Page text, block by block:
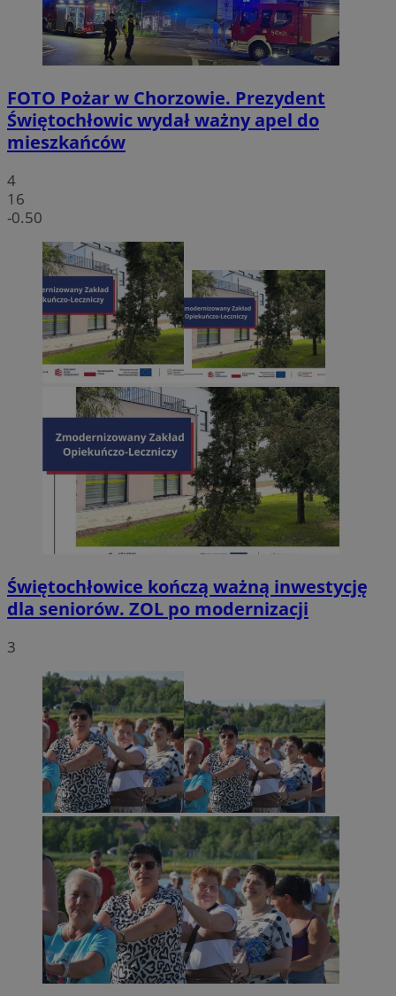
FOTO Pożar w Chorzowie. Prezydent
Świętochłowic wydał ważny apel do
mieszkańców
4
16
-0.50
Świętochłowice kończą ważną inwestycję
dla seniorów. ZOL po modernizacji
3